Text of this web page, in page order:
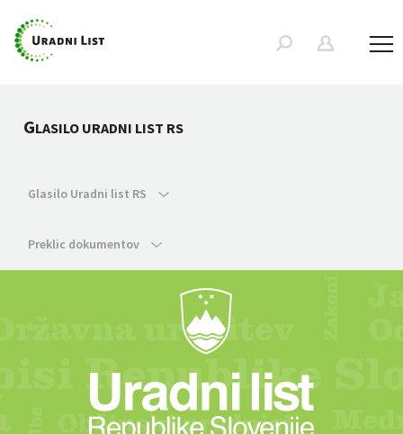
GLASILO URADNI LIST RS
Glasilo Uradni list RS
Preklic dokumentov